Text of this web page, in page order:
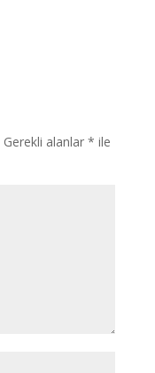
Gerekli alanlar * ile